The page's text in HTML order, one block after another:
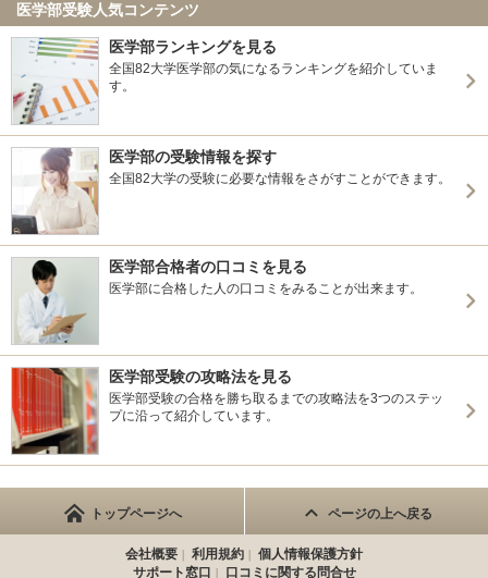
医学部受験人気コンテンツ
医学部ランキングを見る
全国82大学医学部の気になるランキングを紹介していま
す。
医学部の受験情報を探す
全国82大学の受験に必要な情報をさがすことができます。
医学部合格者の口コミを見る
医学部に合格した人の口コミをみることが出来ます。
医学部受験の攻略法を見る
医学部受験の合格を勝ち取るまでの攻略法を3つのステッ
プに沿って紹介しています。
トップページへ ページの上へ戻る
会社概要 利用規約
個人情報保護方針
サポート窓口
口コミに関する問合せ